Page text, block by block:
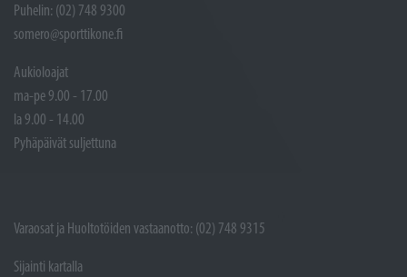
Puhelin: (02) 748 9300
somero@sporttikone.fi
Aukioloajat
ma-pe 9.00 - 17.00
la 9.00 - 14.00
Pyhäpäivät suljettuna
Varaosat ja Huoltotöiden vastaanotto: (02) 748 9315
Sijainti kartalla